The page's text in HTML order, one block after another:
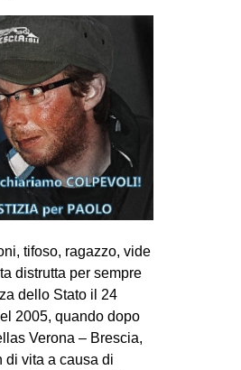
LAMBRETTA
MSM
TSUNAMI
ZAM
MILANO
MOBILITAZIONI
SPAZI
POPOLARE
MOVIMENTI
AMBIENTE
tifoso, ragazzo, vide
distrutta per sempre
dello Stato il 24
2005, quando dopo
Verona – Brescia,
di vita a causa di